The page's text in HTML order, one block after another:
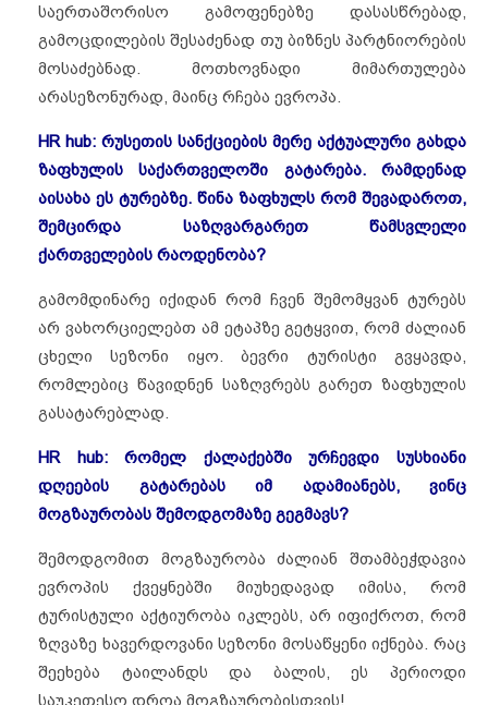
საერთაშორისო გამოფენებზე დასასწრებად,
გამოცდილების შესაძენად თუ ბიზნეს პარტნიორების
მოსაძებნად. მოთხოვნადი მიმართულება
არასეზონურად, მაინც რჩება ევროპა.
HR hub: რუსეთის სანქციების მერე აქტუალური გახდა
ზაფხულის საქართველოში გატარება. რამდენად
აისახა ეს ტურებზე. წინა ზაფხულს რომ შევადაროთ,
შემცირდა საზღვარგარეთ წამსვლელი
ქართველების რაოდენობა?
გამომდინარე იქიდან რომ ჩვენ შემომყვან ტურებს
არ ვახორციელებთ ამ ეტაპზე გეტყვით, რომ ძალიან
ცხელი სეზონი იყო. ბევრი ტურისტი გვყავდა,
რომლებიც წავიდნენ საზღვრებს გარეთ ზაფხულის
გასატარებლად.
HR hub: რომელ ქალაქებში ურჩევდი სუსხიანი
დღეების გატარებას იმ ადამიანებს, ვინც
მოგზაურობას შემოდგომაზე გეგმავს?
შემოდგომით მოგზაურობა ძალიან შთამბეჭდავია
ევროპის ქვეყნებში მიუხედავად იმისა, რომ
ტურისტული აქტიურობა იკლებს, არ იფიქროთ, რომ
ზღვაზე ხავერდოვანი სეზონი მოსაწყენი იქნება. რაც
შეეხება ტაილანდს და ბალის, ეს პერიოდი
საუკეთესო დროა მოგზაურობისთვის!